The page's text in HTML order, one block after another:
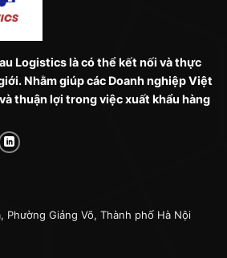
Logistics là có thể kết nối và thực
Nhằm giúp các Doanh nghiệp Việt
thuận lợi trong việc xuất khẩu hàng
Phường Giảng Võ, Thành phố Hà Nội